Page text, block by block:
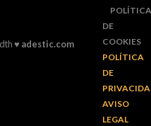
♥ adestic.com
DE
COOKIES
POLÍTICA
DE
AVISO
LEGAL